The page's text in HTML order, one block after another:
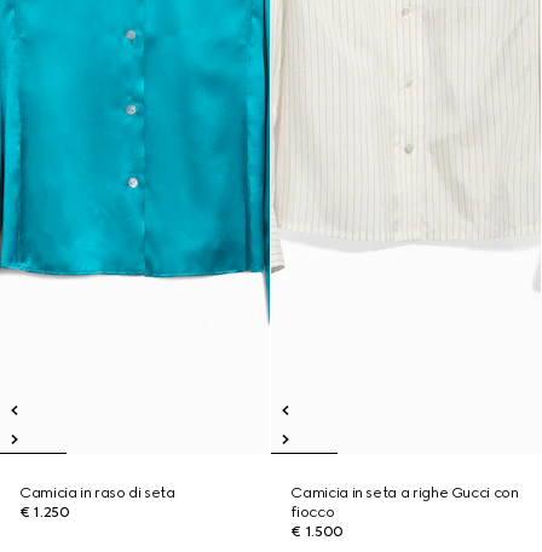
Camicia in raso di seta
€ 1.250
Camicia in seta a righe Gucci con
fiocco
€ 1.500